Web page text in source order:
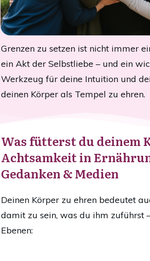
Grenzen zu setzen ist nicht immer
ein Akt der Selbstliebe – und ein
Werkzeug für deine Intuition und
deinen Körper als Tempel zu ehren.
Was fütterst du deinem
Achtsamkeit in
Gedanken & Medien
Deinen Körper zu ehren bedeutet
damit zu sein, was du ihm zuführst
Ebenen: